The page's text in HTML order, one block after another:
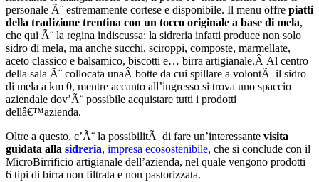
personale Ã¨ estremamente cortese e disponibile. Il menu offre piatti
della tradizione trentina con un tocco originale a base di mela,
che qui Ã¨ la regina indiscussa: la sidreria infatti produce non solo
sidro di mela, ma anche succhi, sciroppi, composte, marmellate,
aceto classico e balsamico, biscotti e… birra artigianale.Â Al centro
della sala Ã¨ collocata unaÂ botte da cui spillare a volontÃ il sidro
di mela a km 0, mentre accanto all’ingresso si trova uno spaccio
aziendale dov’Ã¨ possibile acquistare tutti i prodotti
dellâ€™azienda.
Oltre a questo, c’Ã¨ la possibilitÃ di fare un’interessante visita
guidata alla sidreria, impresa ecosostenibile, che si conclude con il
MicroBirrificio artigianale dell’azienda, nel quale vengono prodotti
6 tipi di birra non filtrata e non pastorizzata.